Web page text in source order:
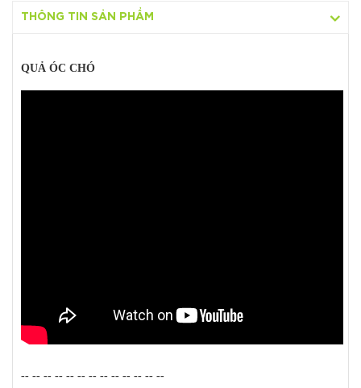
THÔNG TIN SẢN PHẨM
QUẢ ÓC CHÓ
-- -- -- -- -- -- -- -- -- -- -- -- --